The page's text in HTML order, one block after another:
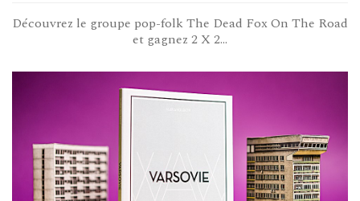
Découvrez le groupe pop-folk The Dead Fox On The Road
et gagnez 2 X 2...